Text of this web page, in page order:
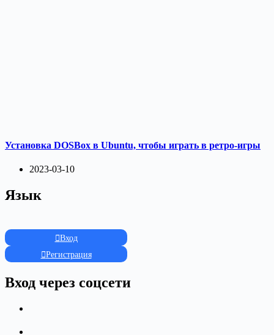
Установка DOSBox в Ubuntu, чтобы играть в ретро-игры
2023-03-10
Язык
Вход
Регистрация
Вход через соцсети